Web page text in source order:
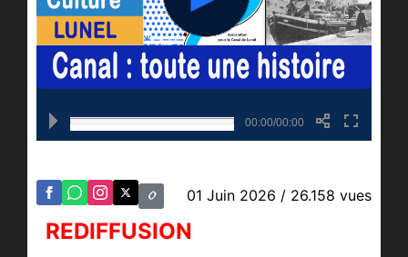
00:00/00:00
01 Juin 2026 / 26.158 vues
REDIFFUSION